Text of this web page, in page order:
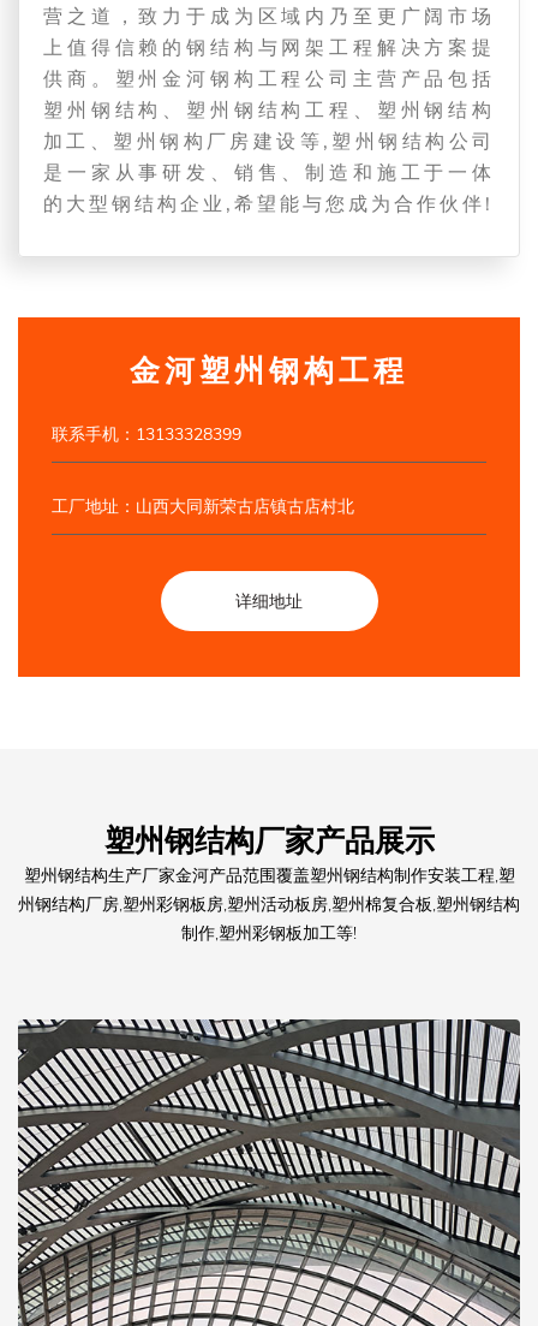
营之道，致力于成为区域内乃至更广阔市场
上值得信赖的钢结构与网架工程解决方案提
供商。塑州金河钢构工程公司主营产品包括
塑州钢结构、塑州钢结构工程、塑州钢结构
加工、塑州钢构厂房建设等,塑州钢结构公司
是一家从事研发、销售、制造和施工于一体
的大型钢结构企业,希望能与您成为合作伙伴!
金河塑州钢构工程
联系手机：13133328399
工厂地址：山西大同新荣古店镇古店村北
详细地址
塑州钢结构厂家产品展示
塑州钢结构生产厂家金河产品范围覆盖塑州钢结构制作安装工程,塑
州钢结构厂房,塑州彩钢板房,塑州活动板房,塑州棉复合板,塑州钢结构
制作,塑州彩钢板加工等!